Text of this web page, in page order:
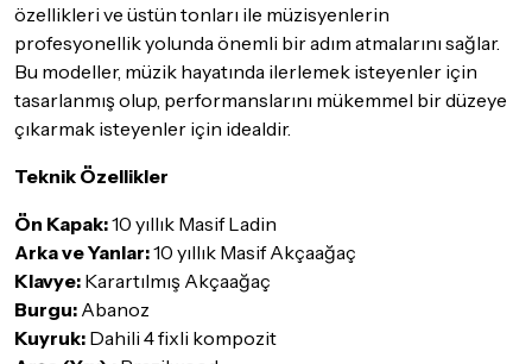
özellikleri ve üstün tonları ile müzisyenlerin
profesyonellik yolunda önemli bir adım atmalarını sağlar.
Bu modeller, müzik hayatında ilerlemek isteyenler için
tasarlanmış olup, performanslarını mükemmel bir düzeye
çıkarmak isteyenler için idealdir.
Teknik Özellikler
Ön Kapak:10 yıllık Masif Ladin
Arka ve Yanlar:10 yıllık Masif Akçaağaç
Klavye: Karartılmış Akçaağaç
Burgu: Abanoz
Kuyruk: Dahili 4 fixli kompozit